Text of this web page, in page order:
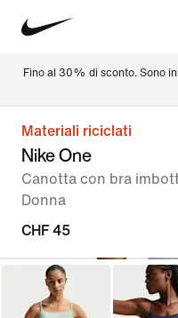
Fino al 30% di sconto. Sono
Materiali riciclati
Nike One
Canotta con bra
Donna
CHF 45